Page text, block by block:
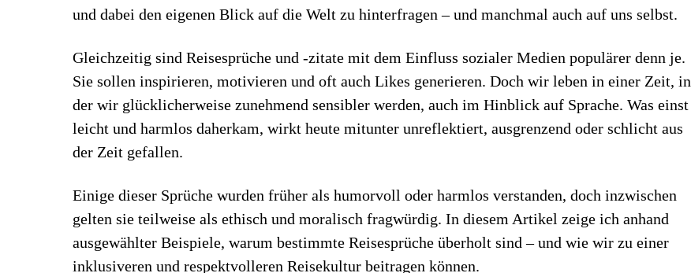
und dabei den eigenen Blick auf die Welt zu hinterfragen – und manchmal auch auf uns selbst.
Gleichzeitig sind Reisesprüche und -zitate mit dem Einfluss sozialer Medien populärer denn je.
Sie sollen inspirieren, motivieren und oft auch Likes generieren. Doch wir leben in einer Zeit, in
der wir glücklicherweise zunehmend sensibler werden, auch im Hinblick auf Sprache. Was einst
leicht und harmlos daherkam, wirkt heute mitunter unreflektiert, ausgrenzend oder schlicht aus
der Zeit gefallen.
Einige dieser Sprüche wurden früher als humorvoll oder harmlos verstanden, doch inzwischen
gelten sie teilweise als ethisch und moralisch fragwürdig. In diesem Artikel zeige ich anhand
ausgewählter Beispiele, warum bestimmte Reisesprüche überholt sind – und wie wir zu einer
inklusiveren und respektvolleren Reisekultur beitragen können.